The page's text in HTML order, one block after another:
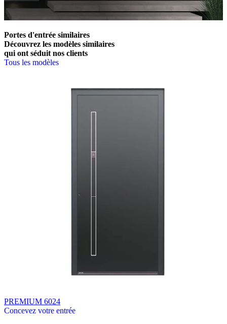
Portes d'entrée similaires
Découvrez les modèles similaires
qui ont séduit nos clients
Tous les modèles
PREMIUM 6024
Concevez votre entrée